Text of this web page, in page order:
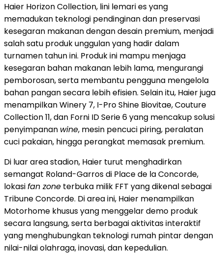
Haier Horizon Collection, lini lemari es yang
memadukan teknologi pendinginan dan preservasi
kesegaran makanan dengan desain premium, menjadi
salah satu produk unggulan yang hadir dalam
turnamen tahun ini. Produk ini mampu menjaga
kesegaran bahan makanan lebih lama, mengurangi
pemborosan, serta membantu pengguna mengelola
bahan pangan secara lebih efisien. Selain itu, Haier juga
menampilkan Winery 7, I-Pro Shine Biovitae, Couture
Collection 11, dan Forni ID Serie 6 yang mencakup solusi
penyimpanan wine, mesin pencuci piring, peralatan
cuci pakaian, hingga perangkat memasak premium.
Di luar area stadion, Haier turut menghadirkan
semangat Roland-Garros di Place de la Concorde,
lokasifan zone terbuka milik FFT yang dikenal sebagai
Tribune Concorde. Di area ini, Haier menampilkan
Motorhome khusus yang menggelar demo produk
secara langsung, serta berbagai aktivitas interaktif
yang menghubungkan teknologi rumah pintar dengan
nilai-nilai olahraga, inovasi, dan kepedulian.